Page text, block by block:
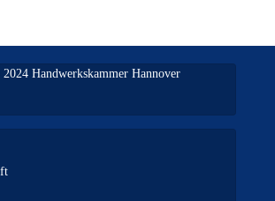
Handwerkskammer Hannover